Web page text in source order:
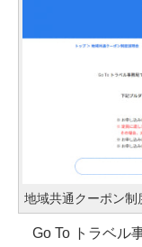
地域共通クーポン制
Go To トラベル